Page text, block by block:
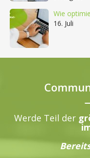
Wie
16. Juli
Werde Teil der